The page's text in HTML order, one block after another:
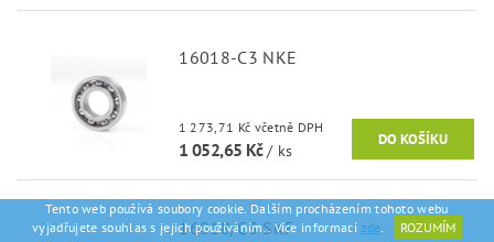
16018-C3 NKE
1 273,71 Kč včetně DPH
1 052,65 Kč/ ks
16018/C3 SKF
Tento web používá soubory cookie. Dalším procházením tohoto webu
vyjadřujete souhlas s jejich používáním.. Více informací zde. ROZUMÍM